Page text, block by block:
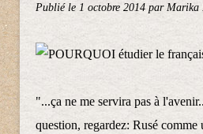
Publié le 1 octobre 2014 par Marika
"...ça ne me servira pas à
question, regardez: Rusé comme